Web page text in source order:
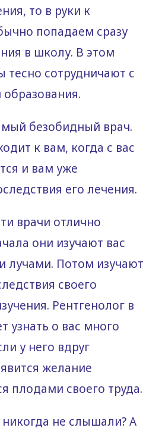
то в руки к
попадаем сразу
в школу. В этом
тесно сотрудничают с
безобидный врач.
к вам, когда с вас
и вам уже
его лечения.
врачи отлично
они изучают вас
лучами. Потом изучают
своего
Рентгенолог в
узнать о вас много
у него вдруг
желание
плодами своего труда.
никогда не слышали? А